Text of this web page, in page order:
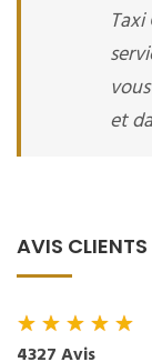
et
AVIS CLIENTS
★★★★★
4327 Avis